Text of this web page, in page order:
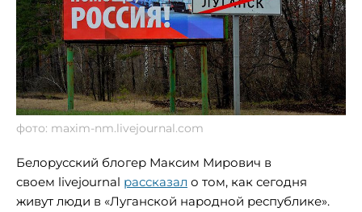
фото: maxim-nm.livejournal.com
Белорусский блогер Максим Мирович в
своем livejournal рассказал о том, как сегодня
живут люди в «Луганской народной республике».